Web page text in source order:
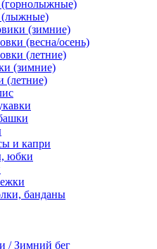
(лыжные)
(зимние)
(весна/осень)
(летние)
(зимние)
и капри
юбки
банданы
/ Зимний бег